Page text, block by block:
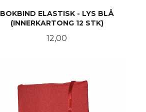
BOKBIND ELASTISK - LYS BLÅ
(INNERKARTONG 12 STK)
Pris
12,00